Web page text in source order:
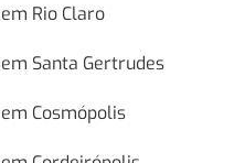
Rio Claro
Santa Gertrudes
Cosmópolis